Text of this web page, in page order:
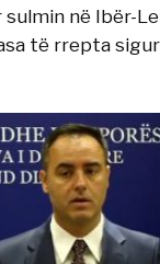
në Ibër-
të rrepta